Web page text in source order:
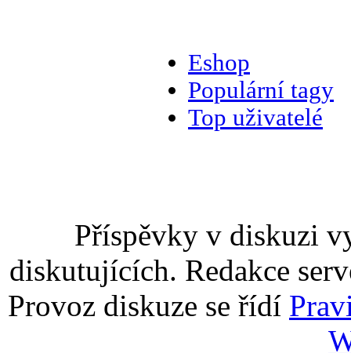
Eshop
Populární tagy
Top uživatelé
Příspěvky v diskuzi
diskutujících. Redakce
Provoz diskuze se řídí